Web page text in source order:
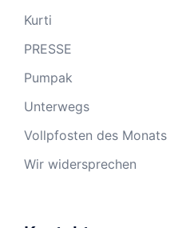
Kurti
PRESSE
Pumpak
Unterwegs
Vollpfosten des Monats
Wir widersprechen